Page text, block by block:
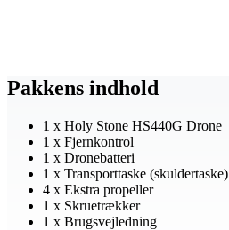
Pakkens indhold
1 x Holy Stone HS440G Drone
1 x Fjernkontrol
1 x Dronebatteri
1 x Transporttaske (skuldertaske)
4 x Ekstra propeller
1 x Skruetrækker
1 x Brugsvejledning